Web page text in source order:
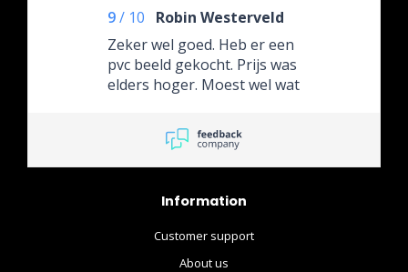
9/ 10
Robin Westerveld
Zeker wel goed. Heb er een
pvc beeld gekocht. Prijs was
elders hoger. Moest wel wat
3 dagen is ook geen
probleem. (Stond ook op de
website aangegeven) Ga
heb het een en ander
staat. Dus....
Information
Customer support
About us